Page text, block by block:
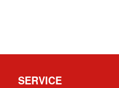
SERVICE